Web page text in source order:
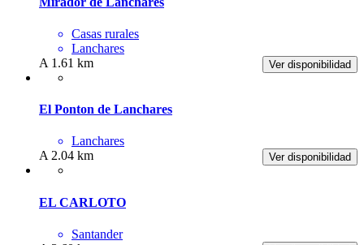
Casas rurales
Lanchares
Ver disponibilidad
A 1.61 km
El Ponton de Lanchares
Lanchares
Ver disponibilidad
A 2.04 km
EL CARLOTO
Santander